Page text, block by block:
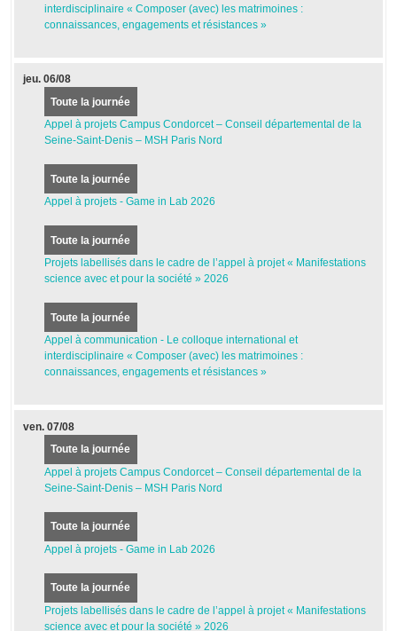
interdisciplinaire « Composer (avec) les matrimoines :
connaissances, engagements et résistances »
jeu.06/08
Toute la journée
Appel à projets Campus Condorcet – Conseil départemental de la
Seine-Saint-Denis – MSH Paris Nord
Toute la journée
Appel à projets - Game in Lab 2026
Toute la journée
Projets labellisés dans le cadre de l’appel à projet « Manifestations
science avec et pour la société » 2026
Toute la journée
Appel à communication - Le colloque international et
interdisciplinaire « Composer (avec) les matrimoines :
connaissances, engagements et résistances »
ven.07/08
Toute la journée
Appel à projets Campus Condorcet – Conseil départemental de la
Seine-Saint-Denis – MSH Paris Nord
Toute la journée
Appel à projets - Game in Lab 2026
Toute la journée
Projets labellisés dans le cadre de l’appel à projet « Manifestations
science avec et pour la société » 2026